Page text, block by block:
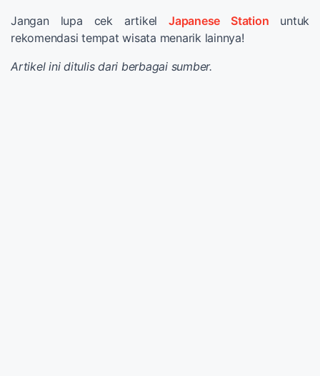
Jangan lupa cek artikel Japanese Station untuk
rekomendasi tempat wisata menarik lainnya!
Artikel ini ditulis dari berbagai sumber.